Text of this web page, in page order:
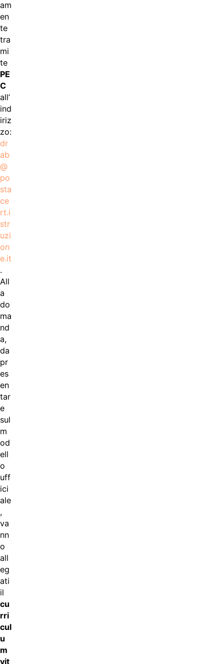
am
en
te
tra
mi
te
PE
C
all’
ind
iriz
zo:
dr
ab
@
po
sta
ce
rt.i
str
uzi
on
e.it
.
All
a
do
ma
nd
a,
da
pr
es
en
tar
e
sul
m
od
ell
o
uff
ici
ale
,
va
nn
o
all
eg
ati
il
cu
rri
cul
u
m
vit